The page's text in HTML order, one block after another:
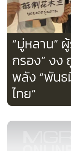
“มู่หลาน”
กรอง” งง
พลัง “พัน
ไทย”